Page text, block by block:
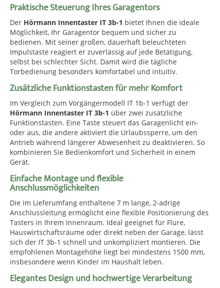
Praktische Steuerung Ihres Garagentors
Der Hörmann Innentaster IT 3b-1 bietet Ihnen die ideale
Möglichkeit, Ihr Garagentor bequem und sicher zu
bedienen. Mit seiner großen, dauerhaft beleuchteten
Impulstaste reagiert er zuverlässig auf jede Betätigung,
selbst bei schlechter Sicht. Damit wird die tägliche
Torbedienung besonders komfortabel und intuitiv.
Zusätzliche Funktionstasten für mehr Komfort
Im Vergleich zum Vorgängermodell IT 1b-1 verfügt der
Hörmann Innentaster IT 3b-1 über zwei zusätzliche
Funktionstasten. Eine Taste steuert das Garagenlicht ein-
oder aus, die andere aktiviert die Urlaubssperre, um den
Antrieb während längerer Abwesenheit zu deaktivieren. So
kombinieren Sie Bedienkomfort und Sicherheit in einem
Gerät.
Einfache Montage und flexible
Anschlussmöglichkeiten
Die im Lieferumfang enthaltene 7 m lange, 2-adrige
Anschlussleitung ermöglicht eine flexible Positionierung des
Tasters in Ihrem Innenraum. Ideal geeignet für Flure,
Hauswirtschaftsräume oder direkt neben der Garage, lässt
sich der IT 3b-1 schnell und unkompliziert montieren. Die
empfohlenen Montagehöhe liegt bei mindestens 1500 mm,
insbesondere wenn Kinder im Haushalt leben.
Elegantes Design und hochwertige Verarbeitung